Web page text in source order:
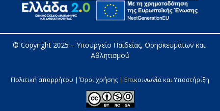
© Copyright 2025 – Υπουργείο Παιδείας, Θρησκευμάτων και
Αθλητισμού
Πολιτική απορρήτου | Όροι χρήσης | Επικοινωνία και Υποστήριξη